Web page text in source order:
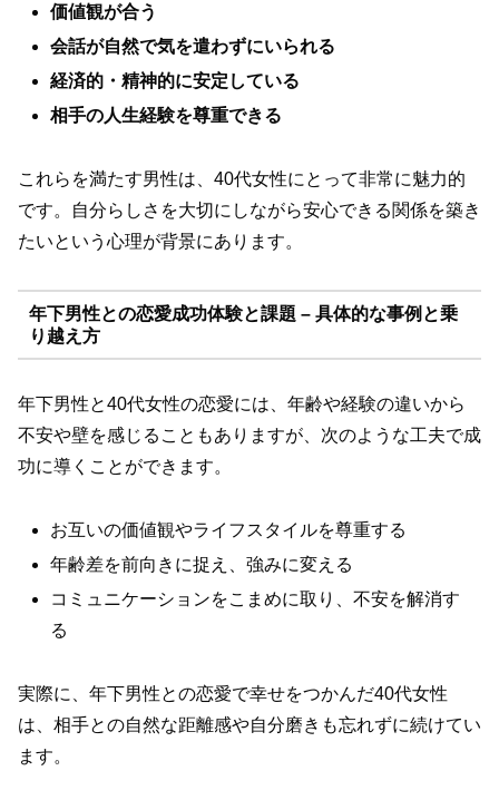
価値観が合う
会話が自然で気を遣わずにいられる
経済的・精神的に安定している
相手の人生経験を尊重できる
これらを満たす男性は、40代女性にとって非常に魅力的
です。自分らしさを大切にしながら安心できる関係を築き
たいという心理が背景にあります。
年下男性との恋愛成功体験と課題 – 具体的な事例と乗
り越え方
年下男性と40代女性の恋愛には、年齢や経験の違いから
不安や壁を感じることもありますが、次のような工夫で成
功に導くことができます。
お互いの価値観やライフスタイルを尊重する
年齢差を前向きに捉え、強みに変える
コミュニケーションをこまめに取り、不安を解消す
る
実際に、年下男性との恋愛で幸せをつかんだ40代女性
は、相手との自然な距離感や自分磨きも忘れずに続けてい
ます。